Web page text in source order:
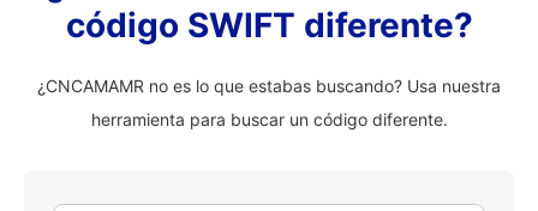
código SWIFT diferente?
¿CNCAMAMR no es lo que estabas buscando? Usa nuestra
herramienta para buscar un código diferente.